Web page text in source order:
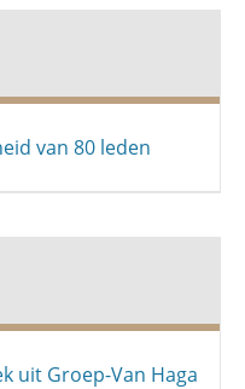
van 80 leden
uit Groep-Van Haga